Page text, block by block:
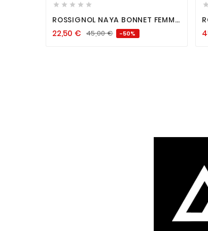
    
ROSSIGNOL NAYA BONNET FEMME
22,50 € 45,00€ -50%
